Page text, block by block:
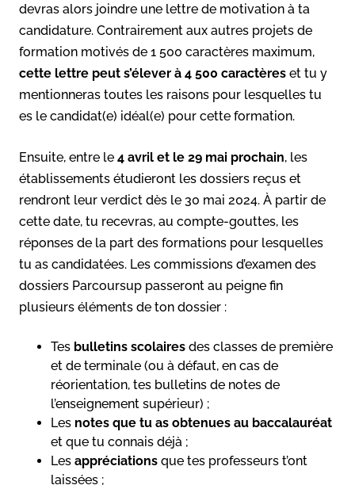
devras alors joindre une lettre de motivation à ta
candidature. Contrairement aux autres projets de
formation motivés de 1 500 caractères maximum,
cette lettre peut s’élever à 4 500 caractères et tu y
mentionneras toutes les raisons pour lesquelles tu
es le candidat(e) idéal(e) pour cette formation.
Ensuite, entre le 4 avril et le 29 mai prochain, les
établissements étudieront les dossiers reçus et
rendront leur verdict dès le 30 mai 2024. À partir de
cette date, tu recevras, au compte-gouttes, les
réponses de la part des formations pour lesquelles
tu as candidatées. Les commissions d’examen des
dossiers Parcoursup passeront au peigne fin
plusieurs éléments de ton dossier :
Tes bulletins scolaires des classes de première
et de terminale (ou à défaut, en cas de
réorientation, tes bulletins de notes de
l’enseignement supérieur) ;
Les notes que tu as obtenues au baccalauréat
et que tu connais déjà ;
Les appréciations que tes professeurs t’ont
laissées ;